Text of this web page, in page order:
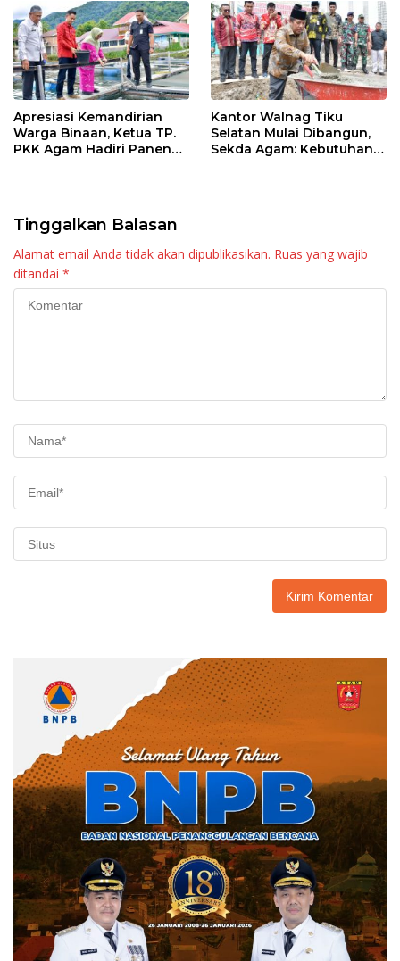
Apresiasi Kemandirian
Warga Binaan, Ketua TP.
PKK Agam Hadiri Panen
Kantor Walnag Tiku
Selatan Mulai Dibangun,
Sekda Agam: Kebutuhan
Tinggalkan Balasan
Alamat email Anda tidak akan dipublikasikan. Ruas yang wajib
ditandai *